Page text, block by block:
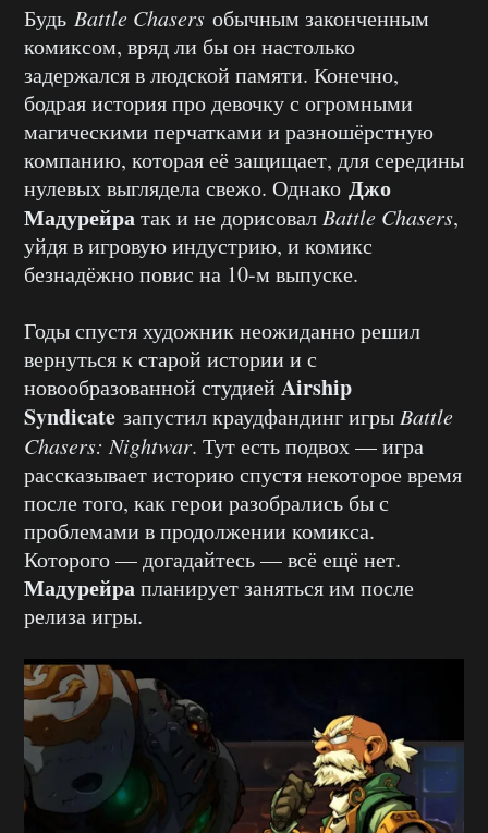
Будь Battle Chasers обычным законченным
комиксом, вряд ли бы он настолько
задержался в людской памяти. Конечно,
бодрая история про девочку с огромными
магическими перчатками и разношёрстную
компанию, которая её защищает, для середины
нулевых выглядела свежо. Однако Джо
Мадурейратак и не дорисовал Battle Chasers,
уйдя в игровую индустрию, и комикс
безнадёжно повис на 10-м выпуске.
Годы спустя художник неожиданно решил
вернуться к старой истории и с
новообразованной студией Airship
Syndicate запустил краудфандинг игры Battle
Chasers: Nightwar. Тут есть подвох — игра
рассказывает историю спустя некоторое время
после того, как герои разобрались бы с
проблемами в продолжении комикса.
Которого — догадайтесь — всё ещё нет.
Мадурейрапланирует заняться им после
релиза игры.